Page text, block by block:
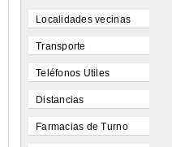
Localidades vecinas
Transporte
Teléfonos Utiles
Distancias
Farmacias de Turno